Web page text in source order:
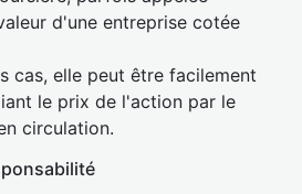
d'une entreprise cotée
cas, elle peut être facilement
le prix de l'action par le
circulation.